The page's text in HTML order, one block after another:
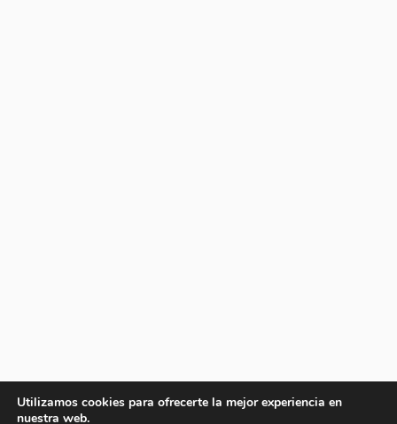
Utilizamos cookies para ofrecerte la mejor experiencia en
nuestra web.